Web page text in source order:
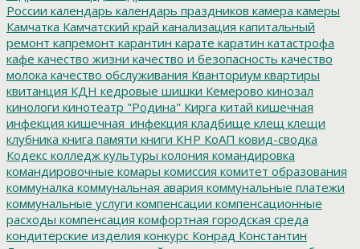
России календарь календарь праздников камера камеры
Камчатка Камчатский край канализация капитальный
ремонт капремонт карантин карате каратин катастрофа
кафе качество жизни качество и безопасность качество
молока качество обслуживания Кванториум квартиры
квитанция КДН кедровые шишки Кемерово кинозал
кинологи кинотеатр "Родина" Кирга китай кишечная
инфекция кишечная_инфекция кладбище клещ клещи
клубника книга памяти книги КНР КоАП ковид-сводка
Кодекс колледж культуры колония командировка
командировочные комары комиссия комитет образования
коммуналка коммунальная авария коммунальные платежи
коммунальные услуги компенсации компенсационные
расходы компенсация комфортная городская среда
кондитерские изделия конкурс Конрад Константин